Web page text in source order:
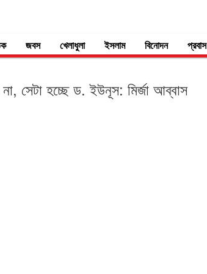
জবস খেলাধুলা ইসলাম বিনোদন প্রবাস
সেটা হচ্ছে ড. ইউনূস: মির্জা আব্বাস